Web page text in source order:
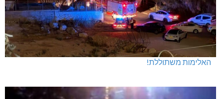
האלימות משתוללת!